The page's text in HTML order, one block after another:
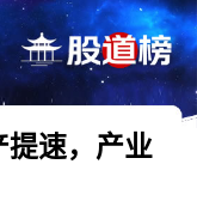
提速，产业